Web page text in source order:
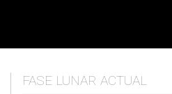
FASE LUNAR ACTUAL